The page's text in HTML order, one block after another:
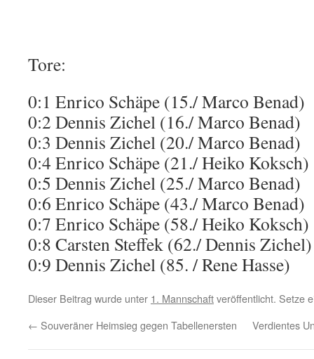
Tore:
0:1 Enrico Schäpe (15./ Marco Benad)
0:2 Dennis Zichel (16./ Marco Benad)
0:3 Dennis Zichel (20./ Marco Benad)
0:4 Enrico Schäpe (21./ Heiko Koksch)
0:5 Dennis Zichel (25./ Marco Benad)
0:6 Enrico Schäpe (43./ Marco Benad)
0:7 Enrico Schäpe (58./ Heiko Koksch)
0:8 Carsten Steffek (62./ Dennis Zichel)
0:9 Dennis Zichel (85. / Rene Hasse)
Dieser Beitrag wurde unter 1. Mannschaftveröffentlicht. Setze
← Souveräner Heimsieg gegen Tabellenersten Verdientes